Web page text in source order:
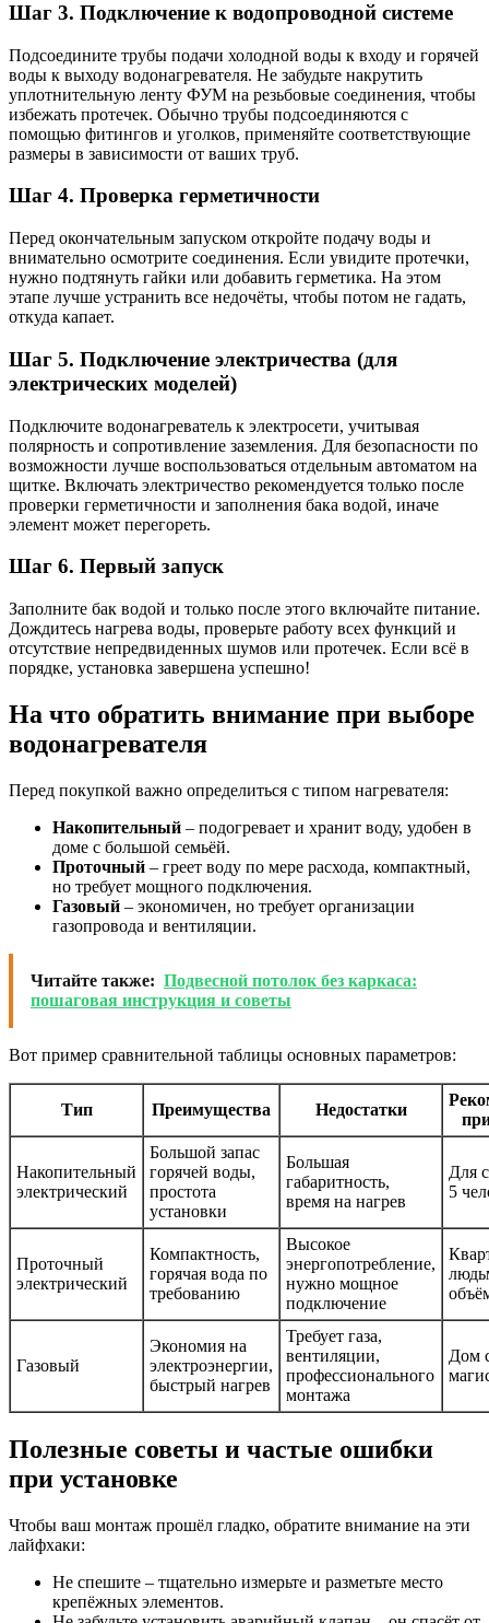
Шаг 3. Подключение к водопроводной системе
Подсоедините трубы подачи холодной воды к входу и горячей
воды к выходу водонагревателя. Не забудьте накрутить
уплотнительную ленту ФУМ на резьбовые соединения, чтобы
избежать протечек. Обычно трубы подсоединяются с
помощью фитингов и уголков, применяйте соответствующие
размеры в зависимости от ваших труб.
Шаг 4. Проверка герметичности
Перед окончательным запуском откройте подачу воды и
внимательно осмотрите соединения. Если увидите протечки,
нужно подтянуть гайки или добавить герметика. На этом
этапе лучше устранить все недочёты, чтобы потом не гадать,
откуда капает.
Шаг 5. Подключение электричества (для
электрических моделей)
Подключите водонагреватель к электросети, учитывая
полярность и сопротивление заземления. Для безопасности по
возможности лучше воспользоваться отдельным автоматом на
щитке. Включать электричество рекомендуется только после
проверки герметичности и заполнения бака водой, иначе
элемент может перегореть.
Шаг 6. Первый запуск
Заполните бак водой и только после этого включайте питание.
Дождитесь нагрева воды, проверьте работу всех функций и
отсутствие непредвиденных шумов или протечек. Если всё в
порядке, установка завершена успешно!
На что обратить внимание при выборе
водонагревателя
Перед покупкой важно определиться с типом нагревателя:
Накопительный – подогревает и хранит воду, удобен в
доме с большой семьёй.
Проточный – греет воду по мере расхода, компактный,
но требует мощного подключения.
Газовый – экономичен, но требует организации
газопровода и вентиляции.
Читайте также: Подвесной потолок без каркаса:
пошаговая инструкция и советы
Вот пример сравнительной таблицы основных параметров:
Тип Преимущества Недостатки
Накопительный
электрический
Большой запас
горячей воды,
простота
установки
Большая
габаритность,
время на нагрев
Для
5
Проточный
электрический
Компактность,
горячая вода по
требованию
Высокое
энергопотребление,
нужно мощное
подключение
Газовый
Экономия на
электроэнергии,
быстрый нагрев
Требует газа,
вентиляции,
профессионального
монтажа
Дом
Полезные советы и частые ошибки
при установке
Чтобы ваш монтаж прошёл гладко, обратите внимание на эти
лайфхаки:
Не спешите – тщательно измерьте и разметьте место
крепёжных элементов.